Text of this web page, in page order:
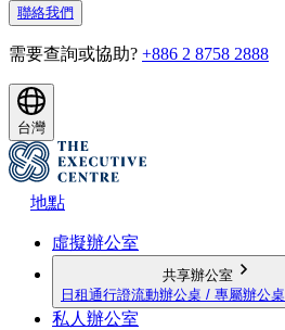
聯絡我們
需要查詢或協助? +886 2 8758 2888
台灣
地點
虛擬辦公室
共享辦公室
日租通行證流動辦公桌 / 專屬辦公桌
私人辦公室